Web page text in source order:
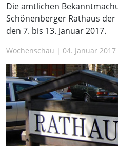
Die amtlichen
Schönenberger Rathaus
den 7. bis 13. Januar 2017.
Wochenschau | 04. Januar 2017